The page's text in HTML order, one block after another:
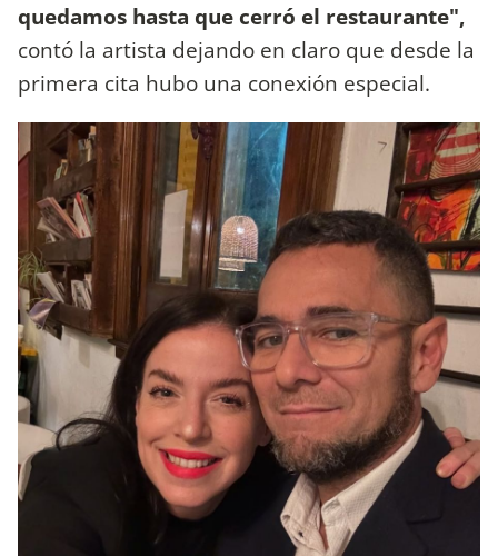
quedamos hasta que cerró el restaurante",
contó la artista dejando en claro que desde la
primera cita hubo una conexión especial.